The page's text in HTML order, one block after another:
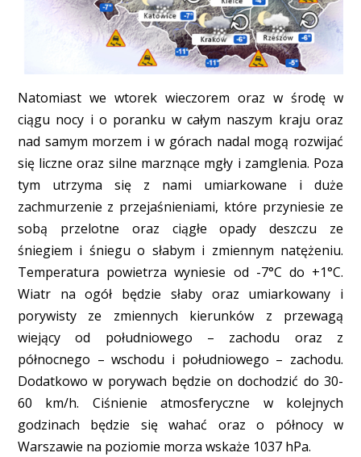
Natomiast we wtorek wieczorem oraz w środę w
ciągu nocy i o poranku w całym naszym kraju oraz
nad samym morzem i w górach nadal mogą rozwijać
się liczne oraz silne marznące mgły i zamglenia. Poza
tym utrzyma się z nami umiarkowane i duże
zachmurzenie z przejaśnieniami, które przyniesie ze
sobą przelotne oraz ciągłe opady deszczu ze
śniegiem i śniegu o słabym i zmiennym natężeniu.
Temperatura powietrza wyniesie od -7°C do +1°C.
Wiatr na ogół będzie słaby oraz umiarkowany i
porywisty ze zmiennych kierunków z przewagą
wiejący od południowego – zachodu oraz z
północnego – wschodu i południowego – zachodu.
Dodatkowo w porywach będzie on dochodzić do 30-
60 km/h. Ciśnienie atmosferyczne w kolejnych
godzinach będzie się wahać oraz o północy w
Warszawie na poziomie morza wskaże 1037 hPa.